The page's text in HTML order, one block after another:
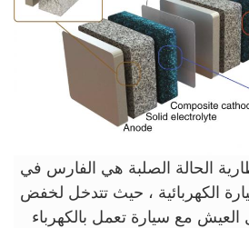
الحالة الصلبة هي الفارس في
الكهربائية ، حيث تتدخل لخفض
مع سيارة تعمل بالكهرباء